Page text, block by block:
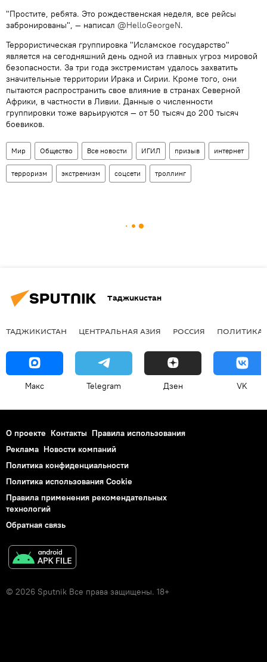
"Простите, ребята. Это рождественская неделя, все рейсы
забронированы", — написал @HelloGeorgeN.
Террористическая группировка "Исламское государство"
является на сегодняшний день одной из главных угроз мировой
безопасности. За три года экстремистам удалось захватить
значительные территории Ирака и Сирии. Кроме того, они
пытаются распространить свое влияние в странах Северной
Африки, в частности в Ливии. Данные о численности
группировки тоже варьируются — от 50 тысяч до 200 тысяч
боевиков.
Мир Общество Все новости ИГИЛ призыв интернет
терроризм экстремизм соцсети троллинг
Таджикистан
ТАДЖИКИСТАН ЦЕНТРАЛЬНАЯ АЗИЯ РОССИЯ ПОЛИТИКА
Макс Telegram Дзен VK
О проекте Контакты Правила использования
Реклама Новости компаний
Политика конфиденциальности
Политика использования Cookie
Правила применения рекомендательных
технологий
Обратная связь
© 2026 Sputnik Все права защищены. 18+